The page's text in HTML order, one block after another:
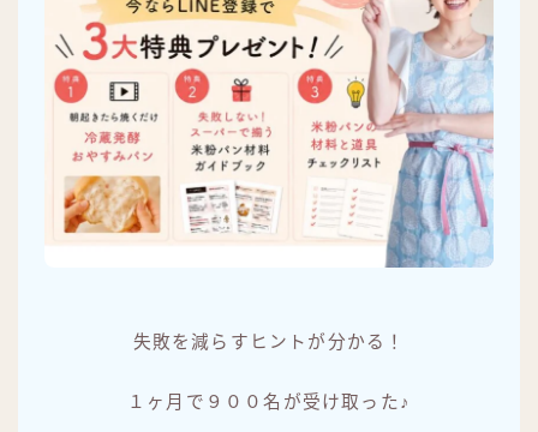
失敗を減らすヒントが分かる！
１ヶ月で９００名が受け取った♪